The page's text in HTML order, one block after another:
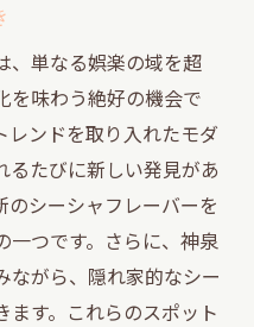
、単なる娯楽の域を超
を味わう絶好の機会で
レンドを取り入れたモダ
るたびに新しい発見があ
のシーシャフレーバーを
一つです。さらに、神泉
ながら、隠れ家的なシー
ます。これらのスポット